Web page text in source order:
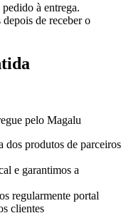
à entrega.
depois de receber o
pelo Magalu
dos produtos de parceiros
e garantimos a
regularmente portal
clientes